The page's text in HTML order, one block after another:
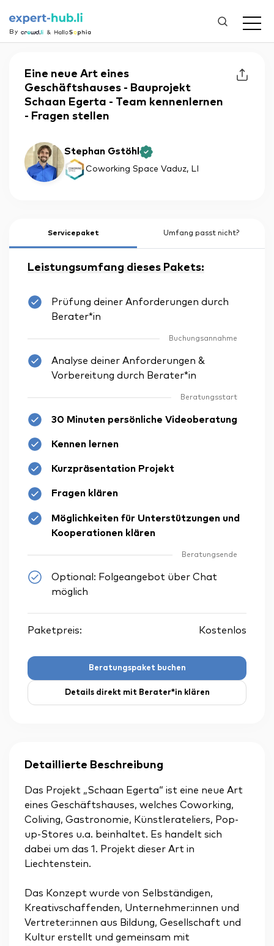
By
Eine neue Art eines
Geschäftshauses - Bauprojekt
Schaan Egerta - Team kennenlernen
- Fragen stellen
Stephan Gstöhl
Coworking Space Vaduz, LI
Servicepaket Umfang passt nicht?
Leistungsumfang dieses Pakets:
Prüfung deiner Anforderungen durch
Berater*in
Buchungsannahme
Analyse deiner Anforderungen &
Vorbereitung durch Berater*in
Beratungsstart
30 Minuten persönliche Videoberatung
Kennen lernen
Kurzpräsentation Projekt
Fragen klären
Möglichkeiten für Unterstützungen und
Kooperationen klären
Beratungsende
Optional: Folgeangebot über Chat
möglich
Paketpreis: Kostenlos
Beratungspaket buchen
Details direkt mit Berater*in klären
Detaillierte Beschreibung
Das Projekt „Schaan Egerta“ ist eine neue Art
eines Geschäftshauses, welches Coworking,
Coliving, Gastronomie, Künstlerateliers, Pop-
up-Stores u.a. beinhaltet. Es handelt sich
dabei um das 1. Projekt dieser Art in
Liechtenstein.
Das Konzept wurde von Selbständigen,
Kreativschaffenden, Unternehmer:innen und
Vertreter:innen aus Bildung, Gesellschaft und
Kultur erstellt und gemeinsam mit